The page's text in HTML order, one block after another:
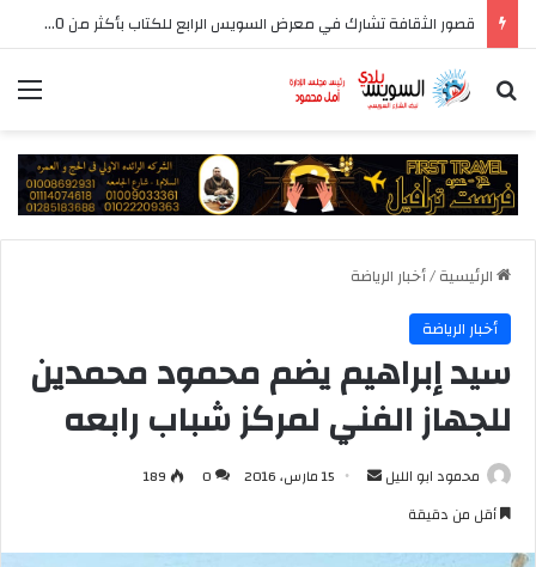
قصور الثقافة تشارك في معرض السويس الرابع للكتاب بأكثر من 250 عنوانا وببرنامج فني عبر المسرح المتنقل
بحث عن
الرئيسية/أخبار الرياضة
أخبار الرياضة
سيد إبراهيم يضم محمود محمدين
للجهاز الفني لمركز شباب رابعه
محمود ابو الليل
أرسل 15 مارس، 2016 0
189
أقل من دقيقة